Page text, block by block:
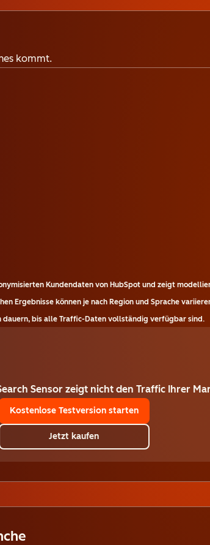
kommt.
Kundendaten von HubSpot und zeigt
Ergebnisse können je nach Region und Sprache
dauern, bis alle Traffic-Daten vollständig verfügbar sind.
Sensor zeigt nicht den Traffic Ihrer
Kostenlose Testversion starten
Jetzt kaufen